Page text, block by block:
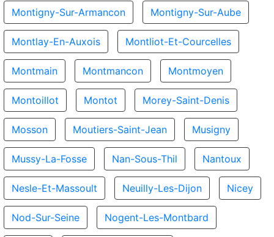
Montigny-Sur-Armancon Montigny-Sur-Aube
Montlay-En-Auxois Montliot-Et-Courcelles
Montmain Montmancon Montmoyen
Montoillot Montot Morey-Saint-Denis
Mosson Moutiers-Saint-Jean Musigny
Mussy-La-Fosse Nan-Sous-Thil Nantoux
Nesle-Et-Massoult Neuilly-Les-Dijon Nicey
Nod-Sur-Seine Nogent-Les-Montbard